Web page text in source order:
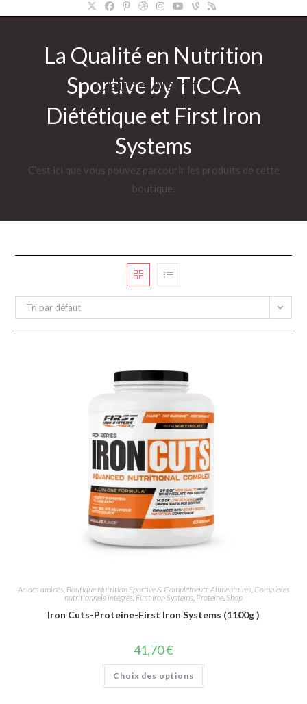
Claude-Alain.fr/
La Qualité en Nutrition
Sportive by TICCA
Diététique et First Iron
Systems
C’est ici que vous pouvez parcourir les produits de cette
boutique.
Tri par défaut
Acides aminés, Boutique Nutrition Sportive & Compléments Alimentaires, Complexes
nutritionnels intégrés, First Iron Systems, Proteine, Shop
Iron Cuts-Proteine-First Iron Systems (1100g )
41,70€
Choix des options